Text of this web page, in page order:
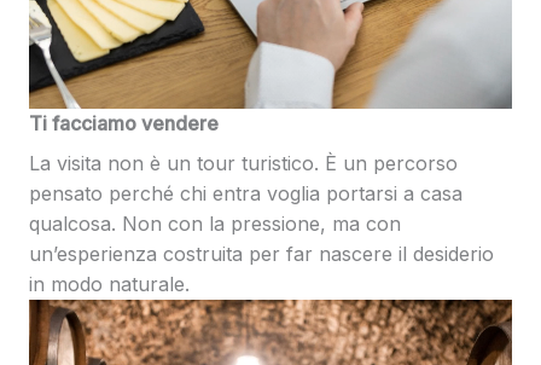
Ti facciamo vendere
La visita non è un tour turistico. È un percorso
pensato perché chi entra voglia portarsi a casa
qualcosa. Non con la pressione, ma con
un’esperienza costruita per far nascere il desiderio
in modo naturale.